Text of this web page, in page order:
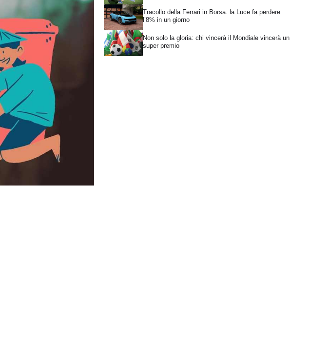
Tracollo della Ferrari in Borsa: la Luce fa perdere
l’8% in un giorno
Non solo la gloria: chi vincerà il Mondiale vincerà un
super premio